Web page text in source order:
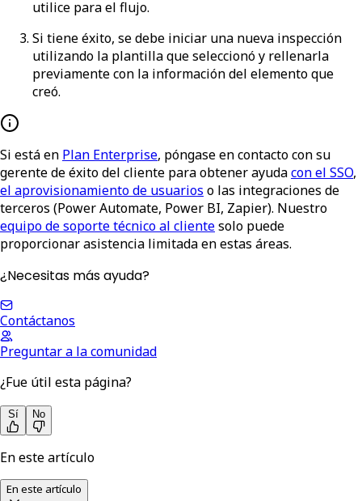
utilice para el flujo.
Si tiene éxito, se debe iniciar una nueva inspección
utilizando la plantilla que seleccionó y rellenarla
previamente con la información del elemento que
creó.
Si está en Plan Enterprise, póngase en contacto con su
gerente de éxito del cliente para obtener ayudacon el SSO,
el aprovisionamiento de usuarios o las integraciones de
terceros (Power Automate, Power BI, Zapier). Nuestro
equipo de soporte técnico al clientesolo puede
proporcionar asistencia limitada en estas áreas.
¿Necesitas más ayuda?
Contáctanos
Preguntar a la comunidad
¿Fue útil esta página?
Sí No
En este artículo
En este artículo